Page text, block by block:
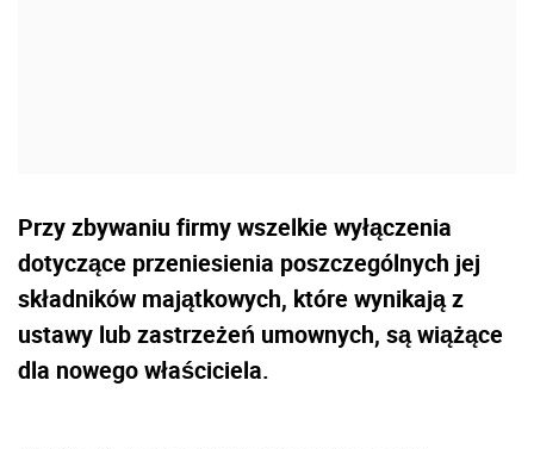
Przy zbywaniu firmy wszelkie wyłączenia
dotyczące przeniesienia poszczególnych jej
składników majątkowych, które wynikają z
ustawy lub zastrzeżeń umownych, są wiążące
dla nowego właściciela.